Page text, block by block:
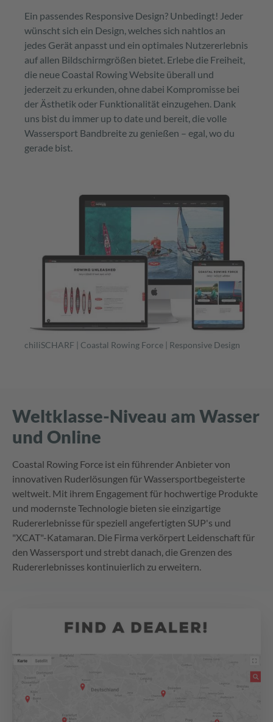
Ein passendes Responsive Design? Unbedingt! Jeder
wünscht sich ein Design, welches sich nahtlos an
jedes Gerät anpasst und ein optimales Nutzererlebnis
auf allen Bildschirmgrößen bietet. Erlebe die Freiheit,
die neue Coastal Rowing Website überall und
jederzeit zu erkunden, ohne dabei Kompromisse bei
der Ästhetik oder Funktionalität einzugehen. Dank
uns bist du immer up to date und bereit, die volle
Wassersport Bandbreite zu genießen – egal, wo du
gerade bist.
chiliSCHARF | Coastal Rowing Force | Responsive Design
Weltklasse-Niveau am Wasser
und Online
Coastal Rowing Force ist ein führender Anbieter von
innovativen Ruderlösungen für Wassersportbegeisterte
weltweit. Mit ihrem Engagement für hochwertige Produkte
und modernste Technologie bieten sie einzigartige
Rudererlebnisse für speziell angefertigten SUP's und
"XCAT"-Katamaran. Die Firma verkörpert Leidenschaft für
den Wassersport und strebt danach, die Grenzen des
Rudererlebnisses kontinuierlich zu erweitern.